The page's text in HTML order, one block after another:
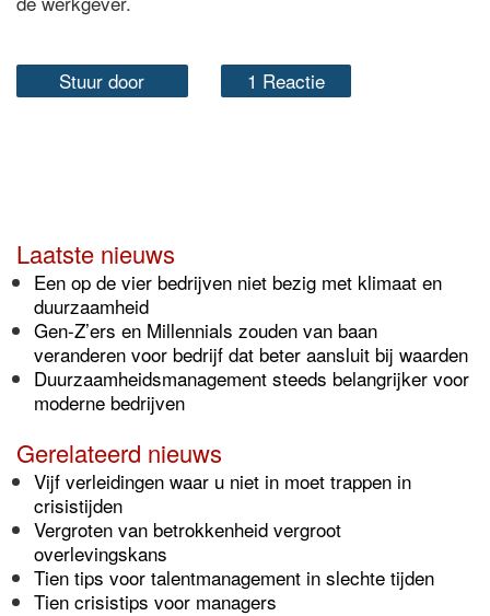
Stuur door 1 Reactie
Laatste nieuws
Een op de vier bedrijven niet bezig met klimaat en
duurzaamheid
Gen-Z’ers en Millennials zouden van baan
veranderen voor bedrijf dat beter aansluit bij waarden
Duurzaamheidsmanagement steeds belangrijker voor
moderne bedrijven
Gerelateerd nieuws
Vijf verleidingen waar u niet in moet trappen in
crisistijden
Vergroten van betrokkenheid vergroot
overlevingskans
Tien tips voor talentmanagement in slechte tijden
Tien crisistips voor managers